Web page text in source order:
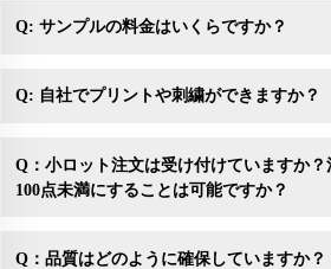
Q: サンプルの料金はいくらですか？
Q: 自社でプリントや刺繍ができますか？
Q：小ロット注文は受け付けていますか？
100点未満にすることは可能ですか？
Q：品質はどのように確保していますか？